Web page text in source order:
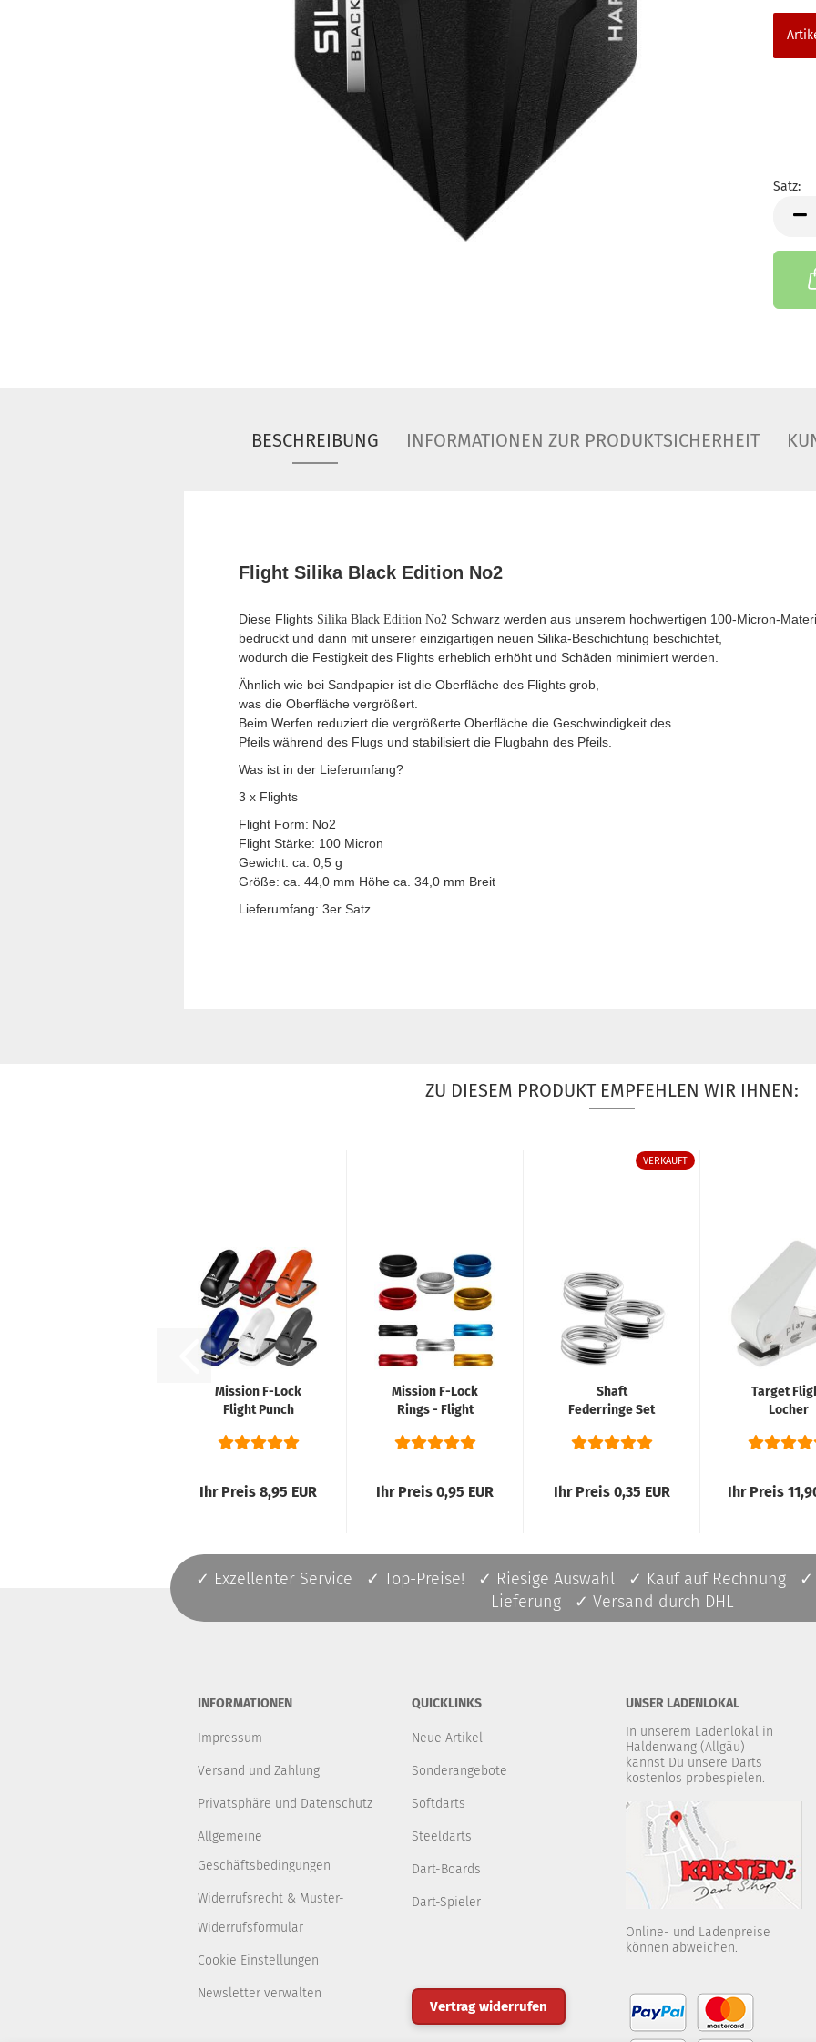
Satz:
Satz
BESCHREIBUNG INFORMATIONEN ZUR PRODUKTSICHERHEIT
Flight Silika Black Edition No2
Diese Flights Silika Black Edition No2 Schwarz werden aus unserem hochwertigen 100-Micron-
bedruckt und dann mit unserer einzigartigen neuen Silika-Beschichtung beschichtet,
wodurch die Festigkeit des Flights erheblich erhöht und Schäden minimiert werden.
Ähnlich wie bei Sandpapier ist die Oberfläche des Flights grob,
was die Oberfläche vergrößert.
Beim Werfen reduziert die vergrößerte Oberfläche die Geschwindigkeit des
Pfeils während des Flugs und stabilisiert die Flugbahn des Pfeils.
Was ist in der Lieferumfang?
3 x Flights
Flight Form: No2
Flight Stärke: 100 Micron
Gewicht: ca. 0,5 g
Größe: ca. 44,0 mm Höhe ca. 34,0 mm Breit
Lieferumfang: 3er Satz
ZU DIESEM PRODUKT EMPFEHLEN WIR IHNEN:
Mission F-Lock
Flight Punch
Locher...
Ihr Preis 8,95 EUR
Mission F-Lock
Rings - Flight
Farben...
Ihr Preis 0,95 EUR
VERKAUFT
Shaft
Federringe Set
Ihr Preis 0,35 EUR
Target
Locher
Ihr Preis
✓ Exzellenter Service ✓ Top-Preise! ✓ Riesige Auswahl ✓ Kauf auf Rechnung
Lieferung ✓ Versand durch DHL
INFORMATIONEN
Impressum
Versand und Zahlung
Privatsphäre und Datenschutz
Allgemeine
Geschäftsbedingungen
Widerrufsrecht & Muster-
Widerrufsformular
Cookie Einstellungen
Newsletter verwalten
QUICKLINKS
Neue Artikel
Sonderangebote
Softdarts
Steeldarts
Dart-Boards
Dart-Spieler
Vertrag widerrufen
UNSER LADENLOKAL
In unserem Ladenlokal in
Haldenwang (Allgäu)
kannst Du unsere Darts
kostenlos probespielen.
Online- und Ladenpreise
können abweichen.